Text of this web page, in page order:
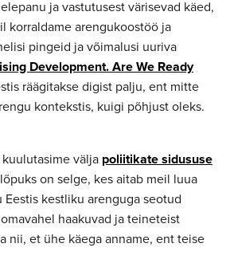
ja vastutusest värisevad käed,
korraldame arengukoostöö ja
pingeid ja võimalusi uuriva
Development. Are We Ready
räägitakse digist palju, ent mitte
kontekstis, kuigi põhjust oleks.
välja poliitikate sidususe
on selge, kes aitab meil luua
kestliku arenguga seotud
haakuvad ja teineteist
nii, et ühe käega anname, ent teise